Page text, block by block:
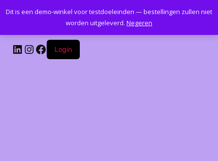
Kantoormeubelenplus.com
LinkedIn
Instagram
Facebook
Login
Dit is een demo-winkel voor testdoeleinden — bestellingen zullen niet
worden uitgeleverd. Negeren